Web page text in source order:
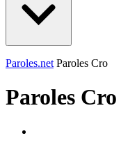
Paroles.net Paroles Cro
Paroles Cro